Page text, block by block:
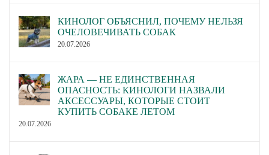
КИНОЛОГ ОБЪЯСНИЛ, ПОЧЕМУ НЕЛЬЗЯ
ОЧЕЛОВЕЧИВАТЬ СОБАК
20.07.2026
ЖАРА — НЕ ЕДИНСТВЕННАЯ
ОПАСНОСТЬ: КИНОЛОГИ НАЗВАЛИ
АКСЕССУАРЫ, КОТОРЫЕ СТОИТ
КУПИТЬ СОБАКЕ ЛЕТОМ
20.07.2026